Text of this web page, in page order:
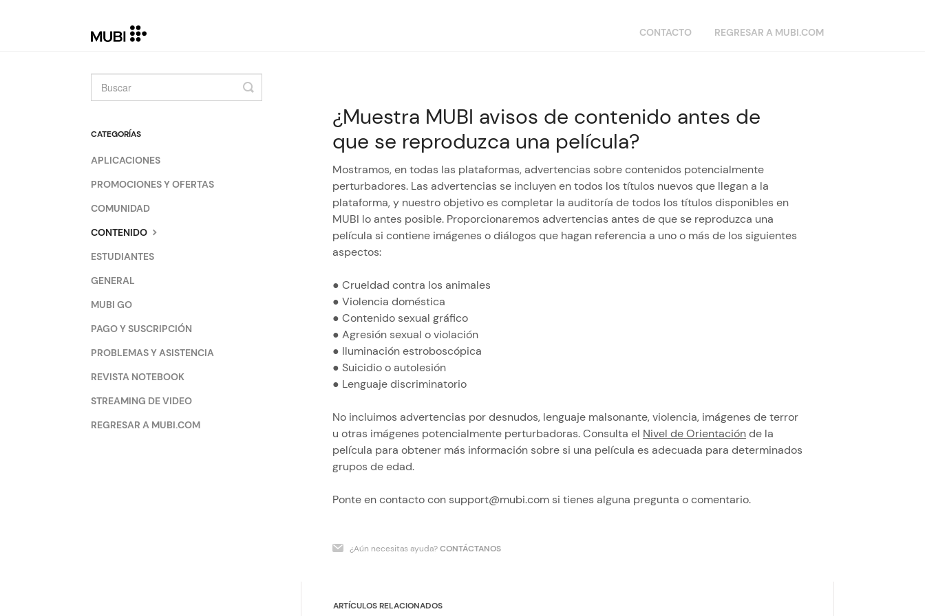
CONTACTO REGRESAR A MUBI.COM
¿Muestra MUBI avisos de contenido antes de
que se reproduzca una película?
Mostramos, en todas las plataformas, advertencias sobre contenidos potencialmente
perturbadores. Las advertencias se incluyen en todos los títulos nuevos que llegan a la
plataforma, y nuestro objetivo es completar la auditoría de todos los títulos disponibles en
MUBI lo antes posible. Proporcionaremos advertencias antes de que se reproduzca una
película si contiene imágenes o diálogos que hagan referencia a uno o más de los siguientes
aspectos:
● Crueldad contra los animales
● Violencia doméstica
● Contenido sexual gráfico
● Agresión sexual o violación
● Iluminación estroboscópica
● Suicidio o autolesión
● Lenguaje discriminatorio
No incluimos advertencias por desnudos, lenguaje malsonante, violencia, imágenes de terror
u otras imágenes potencialmente perturbadoras. Consulta el Nivel de Orientaciónde la
película para obtener más información sobre si una película es adecuada para determinados
grupos de edad.
Ponte en contacto con support@mubi.com si tienes alguna pregunta o comentario.
¿Aún necesitas ayuda?CONTÁCTANOS
ARTÍCULOS RELACIONADOS
Toggle
Search
CATEGORÍAS
APLICACIONES
PROMOCIONES Y OFERTAS
COMUNIDAD
CONTENIDO
ESTUDIANTES
GENERAL
MUBI GO
PAGO Y SUSCRIPCIÓN
PROBLEMAS Y ASISTENCIA
REVISTA NOTEBOOK
STREAMING DE VIDEO
REGRESAR A MUBI.COM